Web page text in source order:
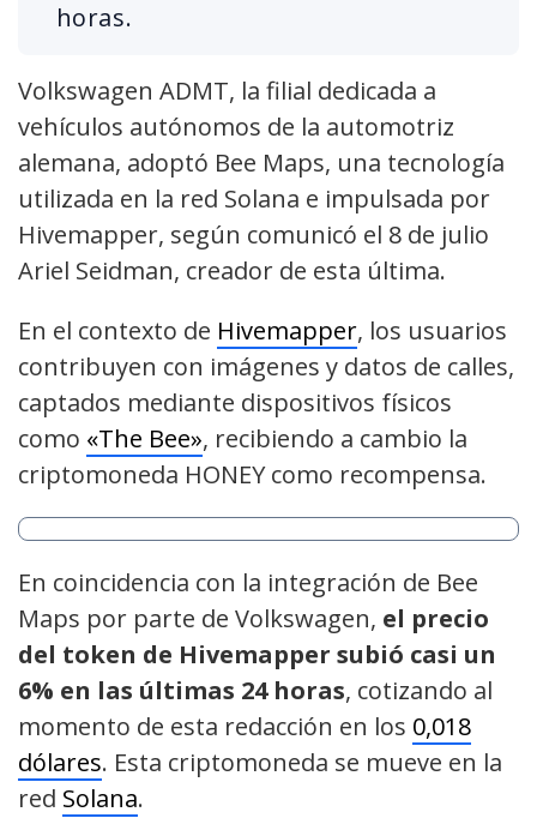
horas.
Volkswagen ADMT, la filial dedicada a
vehículos autónomos de la automotriz
alemana, adoptó Bee Maps, una tecnología
utilizada en la red Solana e impulsada por
Hivemapper, según comunicó el 8 de julio
Ariel Seidman, creador de esta última.
En el contexto de Hivemapper, los usuarios
contribuyen con imágenes y datos de calles,
captados mediante dispositivos físicos
como «The Bee», recibiendo a cambio la
criptomoneda HONEY como recompensa.
En coincidencia con la integración de Bee
Maps por parte de Volkswagen, el precio
del token de Hivemapper subió casi un
6% en las últimas 24 horas, cotizando al
momento de esta redacción en los 0,018
dólares. Esta criptomoneda se mueve en la
red Solana.